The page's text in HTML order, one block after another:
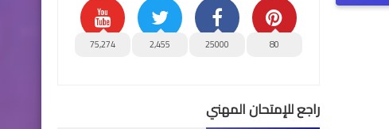
80
25000
2,455
75,274
راجع للإمتحان المهني